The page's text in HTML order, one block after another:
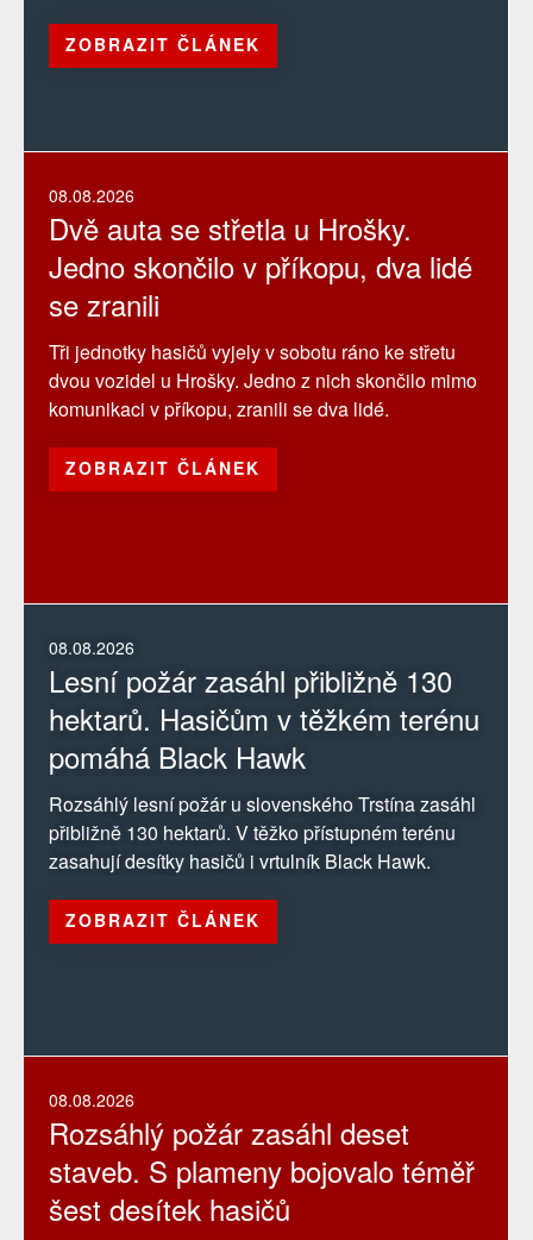
ZOBRAZIT ČLÁNEK
08.08.2026
Lesní požár zasáhl přibližně 130
hektarů. Hasičům v těžkém terénu
pomáhá Black Hawk
Rozsáhlý lesní požár u slovenského Trstína zasáhl
přibližně 130 hektarů. V těžko přístupném terénu
zasahují desítky hasičů i vrtulník Black Hawk.
ZOBRAZIT ČLÁNEK
08.08.2026
Rozsáhlý požár zasáhl deset
staveb. S plameny bojovalo téměř
šest desítek hasičů
08.08.2026
Dvě auta se střetla u Hrošky.
Jedno skončilo v příkopu, dva lidé
se zranili
Tři jednotky hasičů vyjely v sobotu ráno ke střetu
dvou vozidel u Hrošky. Jedno z nich skončilo mimo
komunikaci v příkopu, zranili se dva lidé.
ZOBRAZIT ČLÁNEK